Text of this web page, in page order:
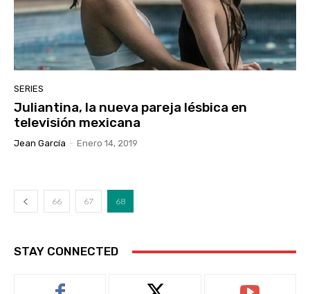
SERIES
Juliantina, la nueva pareja lésbica en
televisión mexicana
Jean García - Enero 14, 2019
66 67 68
STAY CONNECTED